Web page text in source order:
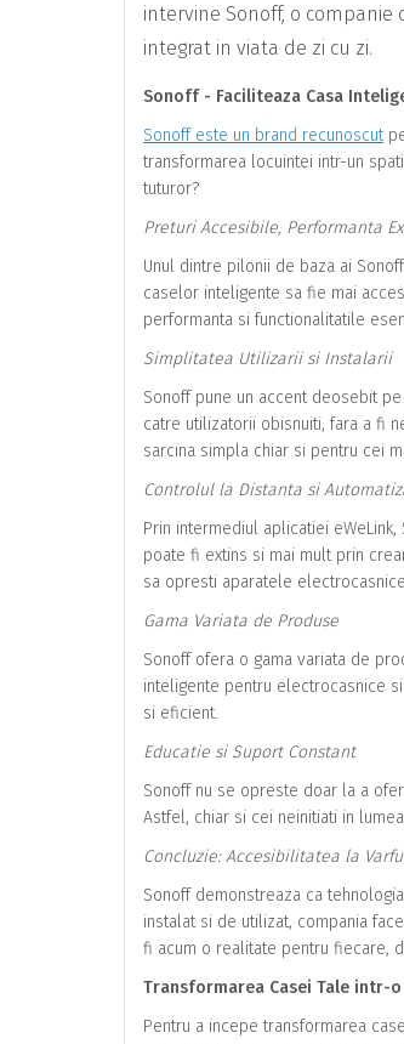
intervine Sonoff, o
integrat in viata de zi cu zi.
Sonoff - Faciliteaza Casa
Sonoff este un brand recunoscut
transformarea locuintei intr-un
tuturor?
Preturi Accesibile, Performanta
Unul dintre pilonii de baza ai
caselor inteligente sa fie mai
performanta si functionalitatile
Simplitatea Utilizarii si Instalarii
Sonoff pune un accent deosebit
catre utilizatorii obisnuiti, fara a fi
sarcina simpla chiar si pentru cei
Controlul la Distanta si
Prin intermediul aplicatiei
poate fi extins si mai mult prin
sa opresti aparatele
Gama Variata de Produse
Sonoff ofera o gama variata de
inteligente pentru electrocasnice
si eficient.
Educatie si Suport Constant
Sonoff nu se opreste doar la a
Astfel, chiar si cei neinitiati in
Concluzie: Accesibilitatea la
Sonoff demonstreaza ca
instalat si de utilizat, compania
fi acum o realitate pentru fiecare,
Transformarea Casei Tale intr-
Pentru a incepe transformarea